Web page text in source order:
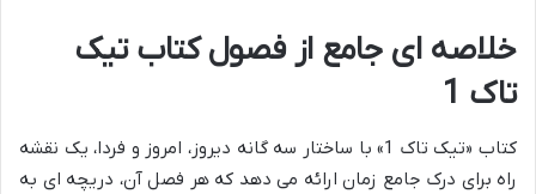
خلاصه ای جامع از فصول کتاب تیک
تاک 1
کتاب «تیک تاک 1» با ساختار سه گانه دیروز، امروز و فردا، یک نقشه
راه برای درک جامع زمان ارائه می دهد که هر فصل آن، دریچه ای به